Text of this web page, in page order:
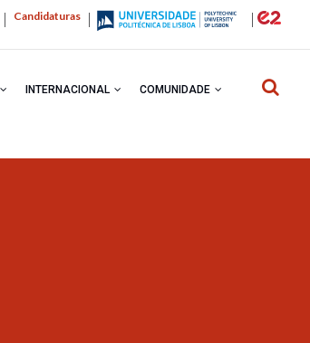
Candidaturas
INTERNACIONAL COMUNIDADE